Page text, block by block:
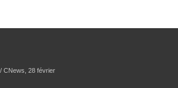
CNews, 28 février